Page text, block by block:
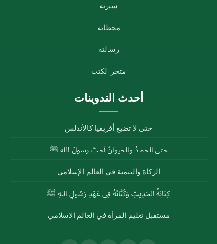
سيرته
محطاته
رسالته
متجر الكتب
أحدث التدوينات
حتى لا تضيع أفريقيا كالأندلس
حتى الجمادُ والحيوانُ أحبَّ رسولَ الله ﷺ
الزكاة والتنمية في العالم الإسلامي
كِتَابَةُ الحَدِيثِ وَكُتَّابُهُ فِي عَهْدِ رَسُولِ اللهِ ﷺ
مستقبل تعليم المرأة في العالم الإسلامي